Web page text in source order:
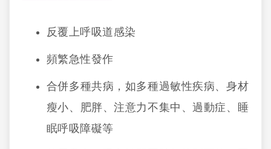
反覆上呼吸道感染
頻繁急性發作
合併多種共病，如多種過敏性疾病、身材
瘦小、肥胖、注意力不集中、過動症、睡
眠呼吸障礙等